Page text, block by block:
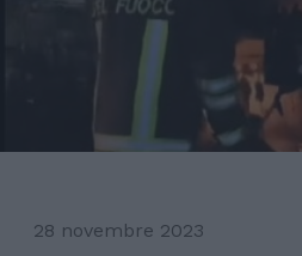
28 novembre 2023